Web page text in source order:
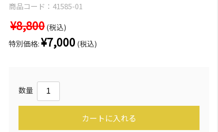
商品コード： 41585-01
¥8,800(税込)
特別価格:¥7,000 (税込)
数量
カートに入れる